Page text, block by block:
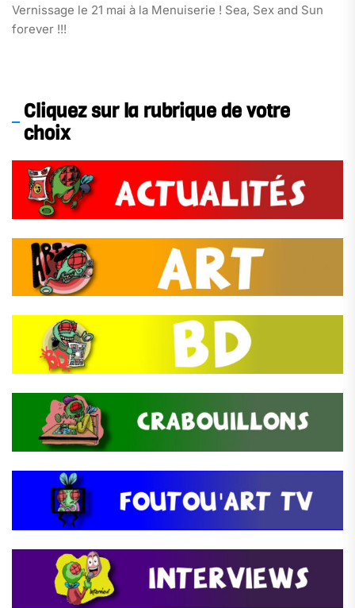
Vernissage le 21 mai à la Menuiserie ! Sea, Sex and Sun
forever !!!
Cliquez sur la rubrique de votre
choix